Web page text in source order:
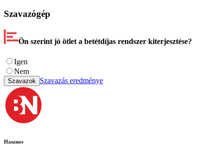
Szavazógép
Ön szerint jó ötlet a betétdíjas rendszer kiterjesztése?
Igen
Nem
Szavazok Szavazás eredménye
Hasznos